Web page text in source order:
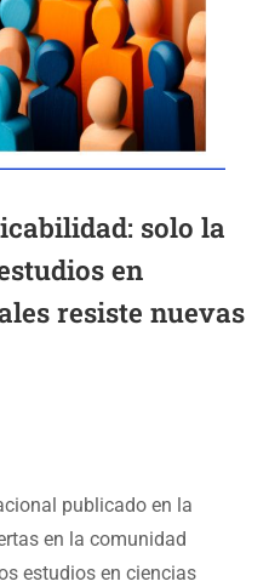
solo la
en
resiste nuevas
publicado en la
en la comunidad
estudios en ciencias